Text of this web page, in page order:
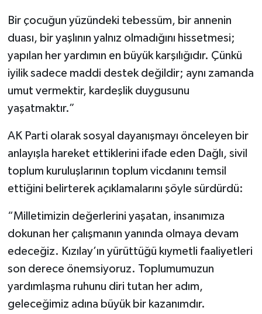
Bir çocuğun yüzündeki tebessüm, bir annenin
duası, bir yaşlının yalnız olmadığını hissetmesi;
yapılan her yardımın en büyük karşılığıdır. Çünkü
iyilik sadece maddi destek değildir; aynı zamanda
umut vermektir, kardeşlik duygusunu
yaşatmaktır.”
AK Parti olarak sosyal dayanışmayı önceleyen bir
anlayışla hareket ettiklerini ifade eden Dağlı, sivil
toplum kuruluşlarının toplum vicdanını temsil
ettiğini belirterek açıklamalarını şöyle sürdürdü:
“Milletimizin değerlerini yaşatan, insanımıza
dokunan her çalışmanın yanında olmaya devam
edeceğiz. Kızılay’ın yürüttüğü kıymetli faaliyetleri
son derece önemsiyoruz. Toplumumuzun
yardımlaşma ruhunu diri tutan her adım,
geleceğimiz adına büyük bir kazanımdır.